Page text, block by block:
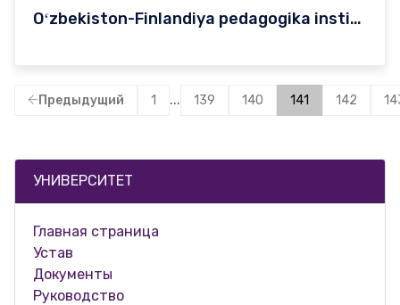
Oʻzbekiston-Finlandiya pedagogika instituti talabasi xotin-qizla…
Предыдущий 1 ... 139 140 141 142
УНИВЕРСИТЕТ
Главная страница
Устав
Документы
Руководство